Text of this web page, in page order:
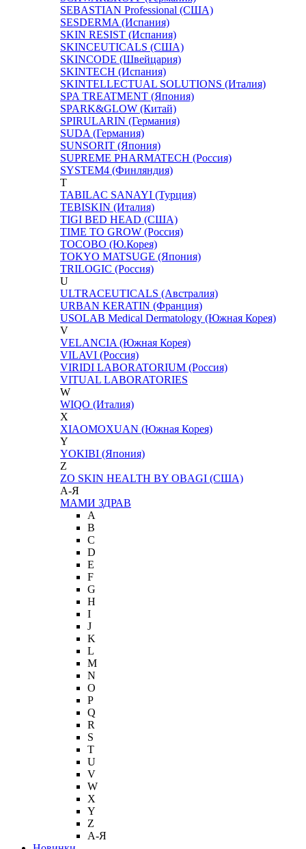
SEBASTIAN Professional (США)
SESDERMA (Испания)
SKIN RESIST (Испания)
SKINCEUTICALS (США)
SKINCODE (Швейцария)
SKINTECH (Испания)
SKINTELLECTUAL SOLUTIONS (Италия)
SPA TREATMENT (Япония)
SPARK&GLOW (Китай)
SPIRULARIN (Германия)
SUDA (Германия)
SUNSORIT (Япония)
SUPREME PHARMATECH (Россия)
SYSTEM4 (Финляндия)
T
TABILAC SANAYI (Турция)
TEBISKIN (Италия)
TIGI BED HEAD (США)
TIME TO GROW (Россия)
TOCOBO (Ю.Корея)
TOKYO MATSUGE (Япония)
TRILOGIC (Россия)
U
ULTRACEUTICALS (Австралия)
URBAN KERATIN (Франция)
USOLAB Medical Dermatology (Южная Корея)
V
VELANCIA (Южная Корея)
VILAVI (Россия)
VIRIDI LABORATORIUM (Россия)
VITUAL LABORATORIES
W
WIQO (Италия)
X
XIAOMOXUAN (Южная Корея)
Y
YOKIBI (Япония)
Z
ZO SKIN HEALTH BY OBAGI (США)
А-Я
МАМИ ЗДРАВ
A
B
C
D
E
F
G
H
I
J
K
L
M
N
O
P
Q
R
S
T
U
V
W
X
Y
Z
А-Я